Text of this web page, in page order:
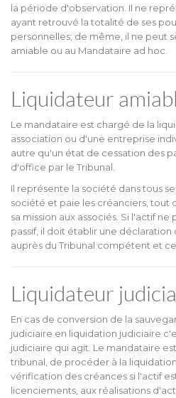
la période d'observation. Il ne
ayant retrouvé la totalité de ses
personnelles; de même, il ne peut
amiable ou au Mandataire ad hoc.
Liquidateur
Le mandataire est chargé de la
association ou d'une entreprise
autre qu'un état de cessation des
d'office par le Tribunal.
Il représente la société dans tous
société et paie les créanciers, tout
sa mission aux associés. Si l'actif
passif, il doit établir une
auprès du Tribunal compétent et ce
Liquidateur
En cas de conversion de la
judiciaire en liquidation judiciaire
judiciaire qui agit. Le mandataire
tribunal, de procéder à la
vérification des créances si l'actif
licenciements, aux réalisations